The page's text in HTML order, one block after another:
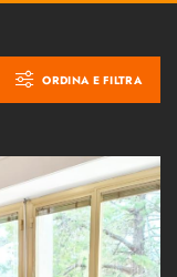
ORDINA E FILTRA